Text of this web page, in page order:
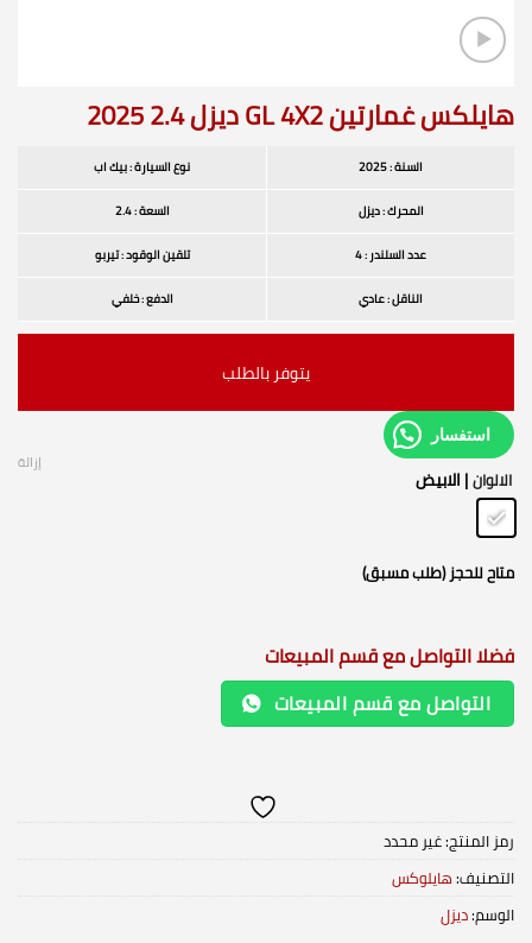
هايلكس غمارتين GL 4X2 ديزل 2.4 2025
السنة : 2025
نوع السيارة : بيك اب
المحرك : ديزل
السعة : 2.4
عدد السلندر : 4
تلقين الوقود : تيربو
الناقل : عادي
الدفع : خلفي
يتوفر بالطلب
استفسار
الالوان| الابيض
إزالة
متاح للحجز (طلب مسبق)
فضلا التواصل مع قسم المبيعات
التواصل مع قسم المبيعات
رمز المنتج:غير محدد
التصنيف:هايلوكس
الوسم:ديزل